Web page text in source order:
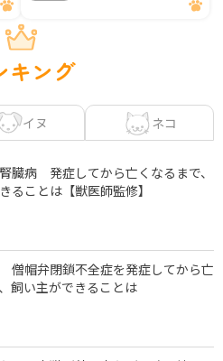
キング
イヌ ネコ
臓病 発症してから亡くなるまで、
ることは【獣医師監修】
僧帽弁閉鎖不全症を発症してから亡
飼い主ができることは